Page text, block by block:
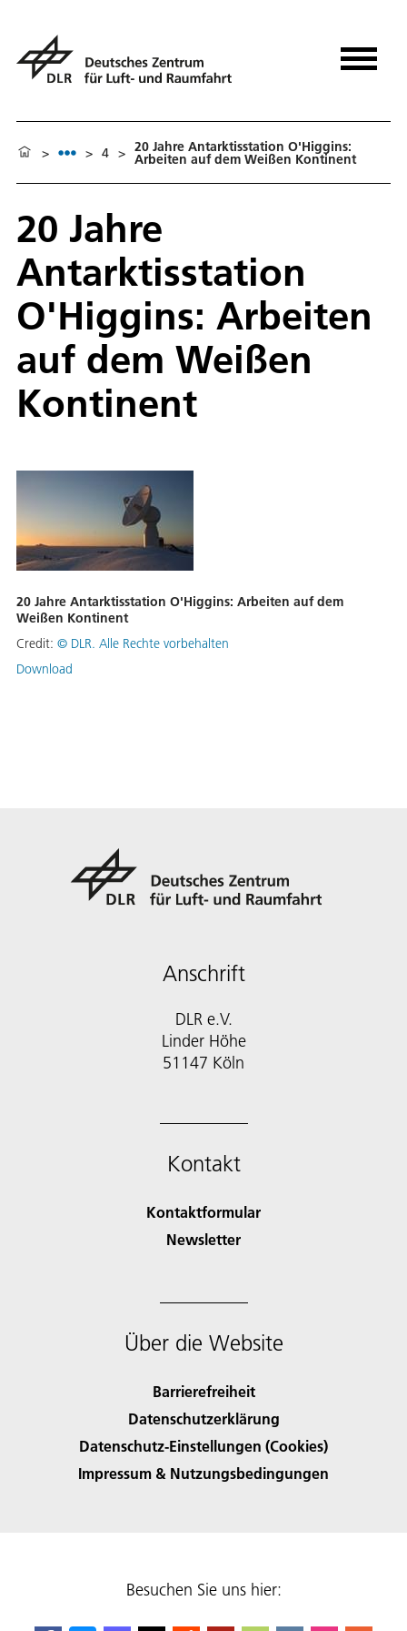
> > 4 > 20 Jahre Antarktisstation O'Higgins:
Arbeiten auf dem Weißen Kontinent
20 Jahre
Antarktisstation
O'Higgins: Arbeiten
auf dem Weißen
Kontinent
20 Jahre Antarktisstation O'Higgins: Arbeiten auf dem
Weißen Kontinent
Credit: © DLR. Alle Rechte vorbehalten
Download
Anschrift
DLR e.V.
Linder Höhe
51147 Köln
Kontakt
Kontaktformular
Newsletter
Über die Website
Barrierefreiheit
Datenschutzerklärung
Datenschutz-Einstellungen (Cookies)
Impressum & Nutzungsbedingungen
Besuchen Sie uns hier: